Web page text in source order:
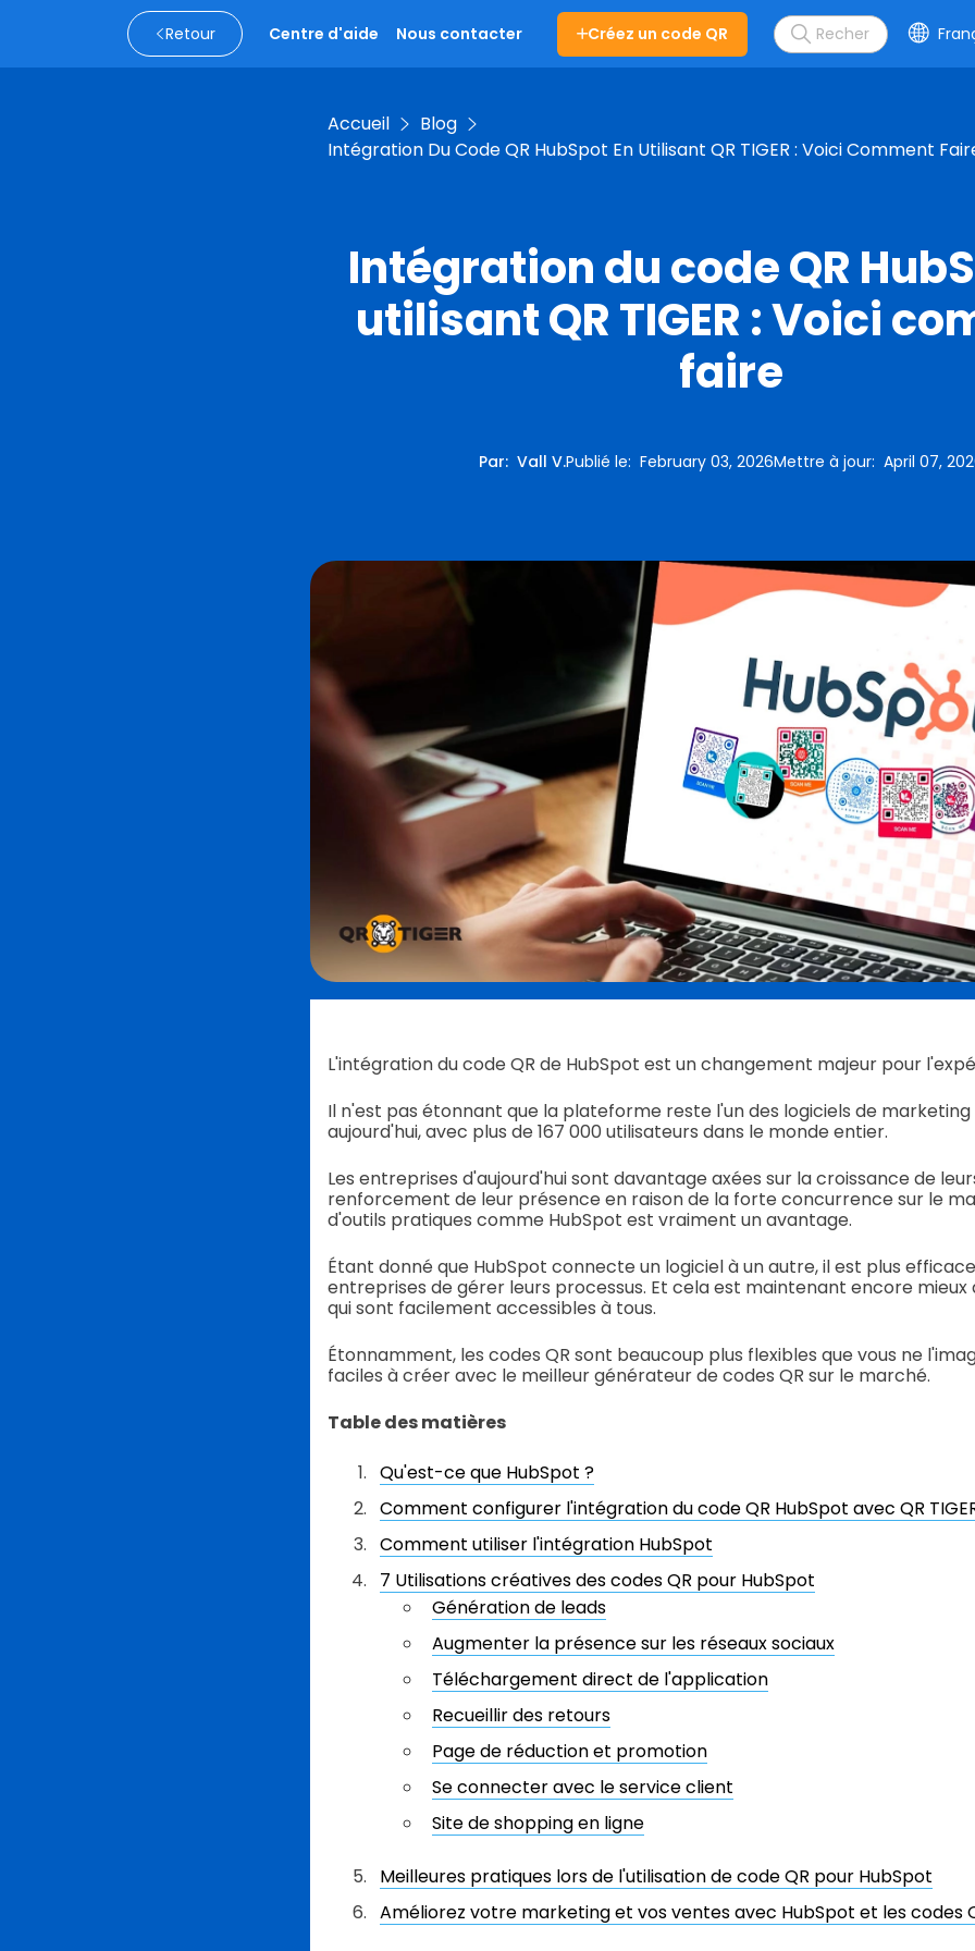
Retour Centre d'aide Nous contacter Créez un code QR
Accueil
Blog
Intégration Du Code QR HubSpot En Utilisant QR TIGER : Voici Comment
Intégration du code QR
utilisant QR TIGER : Voici
faire
Par: Vall V.Publié le: February 03, 2026Mettre à jour: April 07,
L'intégration du code QR de HubSpot est un changement majeur pour
Il n'est pas étonnant que la plateforme reste l'un des logiciels de marketing
aujourd'hui, avec plus de 167 000 utilisateurs dans le monde entier.
Les entreprises d'aujourd'hui sont davantage axées sur la croissance de
renforcement de leur présence en raison de la forte concurrence sur le
d'outils pratiques comme HubSpot est vraiment un avantage.
Étant donné que HubSpot connecte un logiciel à un autre, il est plus
entreprises de gérer leurs processus. Et cela est maintenant encore mieux
qui sont facilement accessibles à tous.
Étonnamment, les codes QR sont beaucoup plus flexibles que vous ne
faciles à créer avec le meilleur générateur de codes QR sur le marché.
Table des matières
Qu'est-ce que HubSpot ?
Comment configurer l'intégration du code QR HubSpot avec QR
Comment utiliser l'intégration HubSpot
7 Utilisations créatives des codes QR pour HubSpot
Génération de leads
Augmenter la présence sur les réseaux sociaux
Téléchargement direct de l'application
Recueillir des retours
Page de réduction et promotion
Se connecter avec le service client
Site de shopping en ligne
Meilleures pratiques lors de l'utilisation de code QR pour HubSpot
Améliorez votre marketing et vos ventes avec HubSpot et les codes